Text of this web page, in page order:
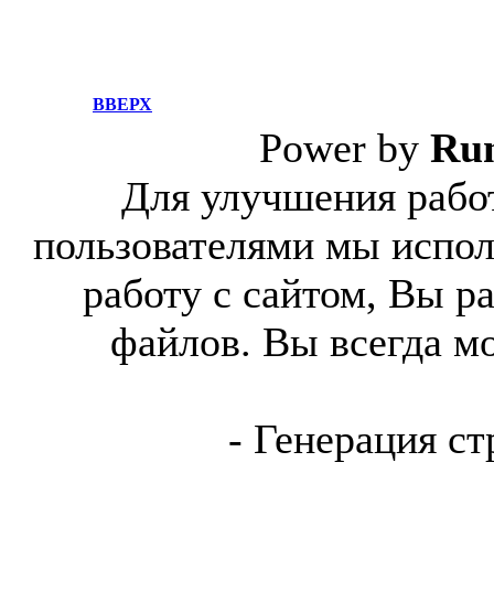
ВВЕРХ
Power by
Для улучшения
пользователями мы
работу с сайтом, Вы
файлов. Вы всегда
- Генерация